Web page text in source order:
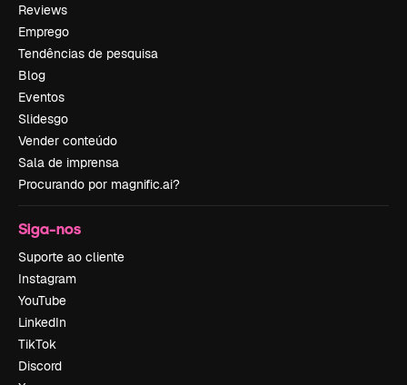
Reviews
Emprego
Tendências de pesquisa
Blog
Eventos
Slidesgo
Vender conteúdo
Sala de imprensa
Procurando por magnific.ai?
Siga-nos
Suporte ao cliente
Instagram
YouTube
LinkedIn
TikTok
Discord